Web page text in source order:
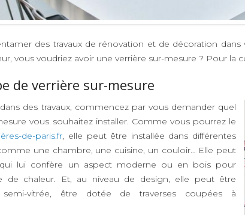
vous voudriez avoir une verrière sur-mesure ? Pour la
de verrière sur-mesure
des travaux, commencez par vous demander quel
vous souhaitez installer. Comme vous pourrez le
de-paris.fr, elle peut être installée dans différentes
une chambre, une cuisine, un couloir… Elle peut
qui lui confère un aspect moderne ou en bois pour
de chaleur. Et, au niveau de design, elle peut être
semi-vitrée, être dotée de traverses coupées à